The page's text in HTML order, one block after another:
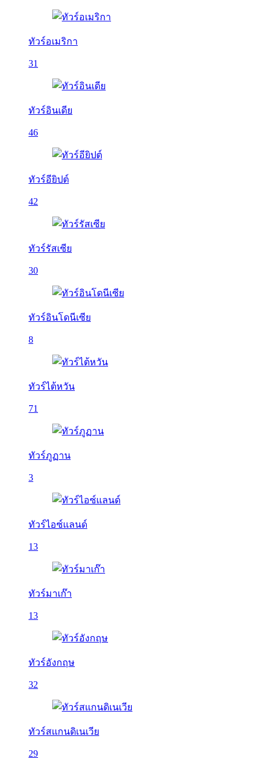
ทัวร์อเมริกา
31
ทัวร์อินเดีย
46
ทัวร์อียิปต์
42
ทัวร์รัสเซีย
30
ทัวร์อินโดนีเซีย
8
ทัวร์ไต้หวัน
71
ทัวร์ภูฏาน
3
ทัวร์ไอซ์แลนด์
13
ทัวร์มาเก๊า
13
ทัวร์อังกฤษ
32
ทัวร์สแกนดิเนเวีย
29